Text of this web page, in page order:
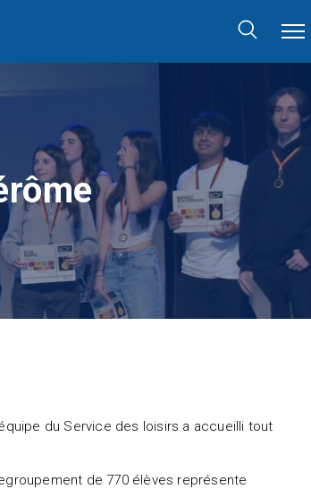
du Service des loisirs a accueilli tout
de 770 élèves représente